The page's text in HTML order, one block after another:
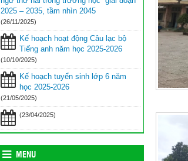
mới 2023-2024 (30/08/2023)
Tổng kết năm học 2022-2023 và triển
khai phương hướng, nhiệm vụ trọng
tâm năm học 2023-2024
(30/08/2023)
Trao 20 suất quà cho học sinh có
hoàn cảnh khó khăn trước thềm năm
học mới(25/08/2023)
Toà án nhân dân tỉnh Kiên Giang
tặng Quỹ khuyến học huyện Vĩnh
Thuận trước thềm năm học 2023-
2024(15/08/2023)
Đẩy nhanh tiến độ thi công “Công
2025 – 2035, tầm nhìn 2045
(26/11/2025)
Kế hoạch hoạt động Câu lạc bộ
Tiếng anh năm học 2025-2026
(10/10/2025)
Kế hoạch tuyển sinh lớp 6 năm
học 2025-2026
(21/05/2025)
(23/04/2025)
MENU